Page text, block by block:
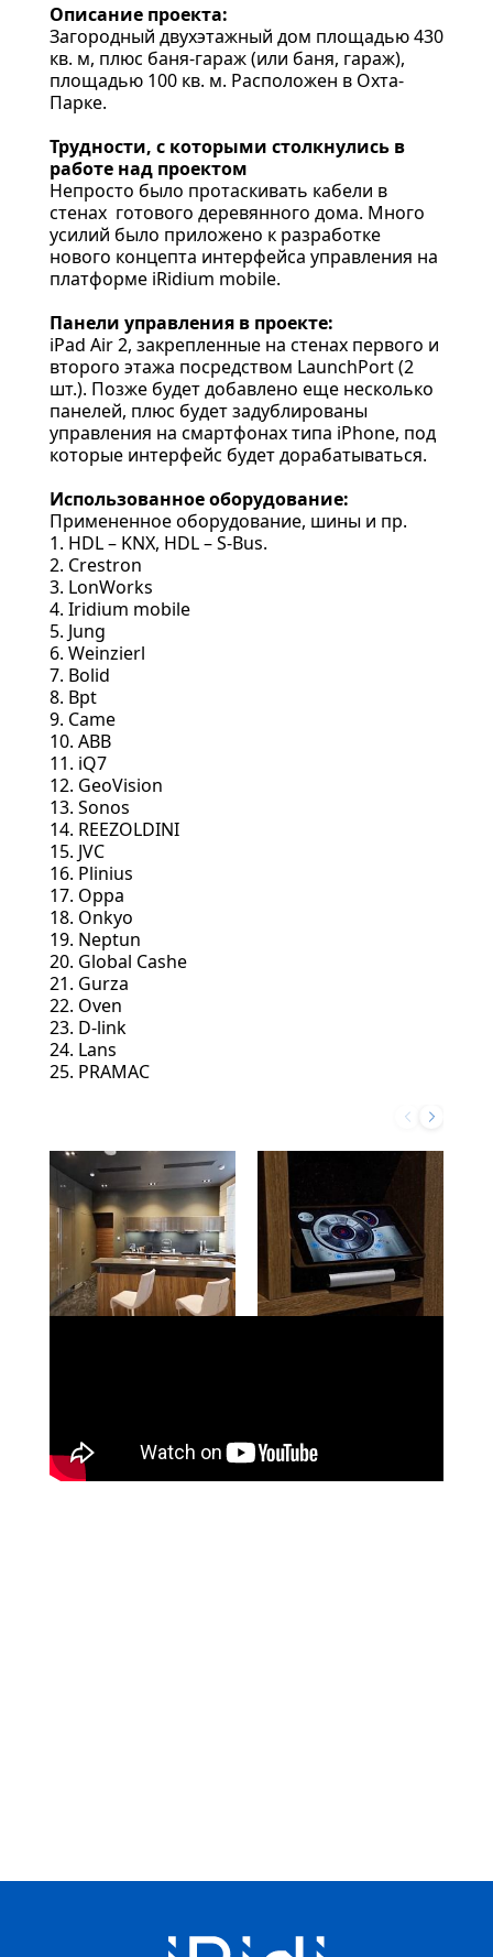
Описание проекта:
Загородный двухэтажный дом площадью 430
кв. м, плюс баня-гараж (или баня, гараж),
площадью 100 кв. м. Расположен в Охта-
Парке.
Трудности, с которыми столкнулись в
работе над проектом
Непросто было протаскивать кабели в
стенах готового деревянного дома. Много
усилий было приложено к разработке
нового концепта интерфейса управления на
платформе iRidium mobile.
Панели управления в проекте:
iPad Air 2, закрепленные на стенах первого и
второго этажа посредством LaunchPort (2
шт.). Позже будет добавлено еще несколько
панелей, плюс будет задублированы
управления на смартфонах типа iPhone, под
которые интерфейс будет дорабатываться.
Использованное оборудование:
Примененное оборудование, шины и пр.
1. HDL – KNX, HDL – S-Bus.
2. Crestron
3. LonWorks
4. Iridium mobile
5. Jung
6. Weinzierl
7. Bolid
8. Bpt
9. Came
10. ABB
11. iQ7
12. GeoVision
13. Sonos
14. REEZOLDINI
15. JVC
16. Plinius
17. Oppa
18. Onkyo
19. Neptun
20. Global Cashe
21. Gurza
22. Oven
23. D-link
24. Lans
25. PRAMAC